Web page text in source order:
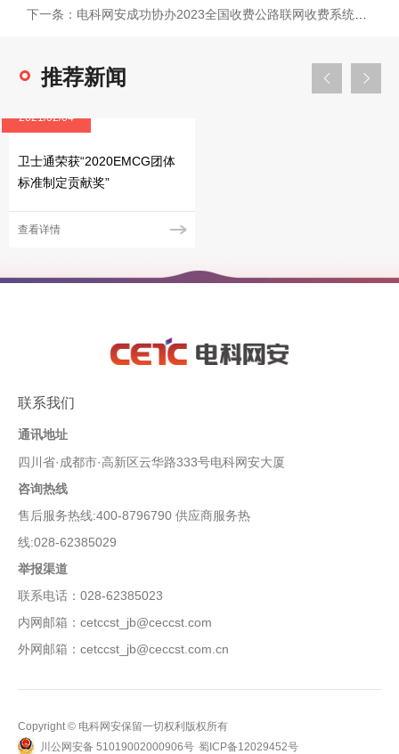
推荐新闻
2021/02/04
卫士通荣获“2020EMCG团体
标准制定贡献奖”
查看详情
联系我们
通讯地址
四川省·成都市·高新区云华路333号电科网安大厦
咨询热线
售后服务热线:400-8796790 供应商服务热
线:028-62385029
举报渠道
联系电话：028-62385023
内网邮箱：cetccst_jb@ceccst.com
外网邮箱：cetccst_jb@ceccst.com.cn
Copyright © 电科网安保留一切权利版权所有
川公网安备 51019002000906号 蜀ICP备12029452号